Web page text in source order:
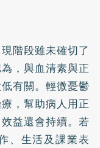
階段雖未確切了
，與血清素與正
有關。輕微憂鬱
，幫助病人用正
益還會持續。若
、生活及課業表